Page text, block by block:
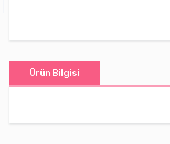
Ürün Bilgisi